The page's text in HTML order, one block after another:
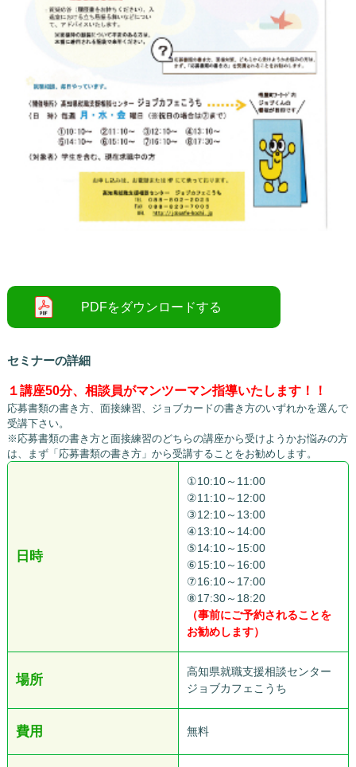
セミナーの詳細
１講座50分、相談員がマンツーマン指導いたします！！
応募書類の書き方、面接練習、ジョブカードの書き方のいずれかを選んで
受講下さい。
※応募書類の書き方と面接練習のどちらの講座から受けようかお悩みの方
は、まず「応募書類の書き方」から受講することをお勧めします。
日時
①10:10～11:00
②11:10～12:00
③12:10～13:00
④13:10～14:00
⑤14:10～15:00
⑥15:10～16:00
⑦16:10～17:00
⑧17:30～18:20
（事前にご予約されることを
お勧めします）
場所
高知県就職支援相談センター
ジョブカフェこうち
費用 無料